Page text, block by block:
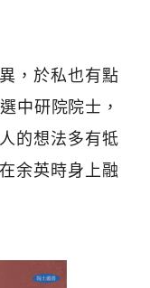
，於私也有點
中研院院士，
的想法多有牴
余英時身上融